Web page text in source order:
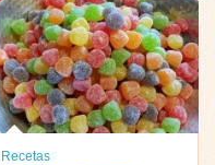
Recetas